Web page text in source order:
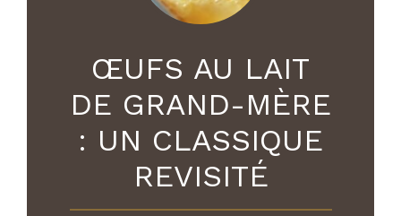
ŒUFS AU LAIT
DE GRAND-MÈRE
: UN CLASSIQUE
REVISITÉ